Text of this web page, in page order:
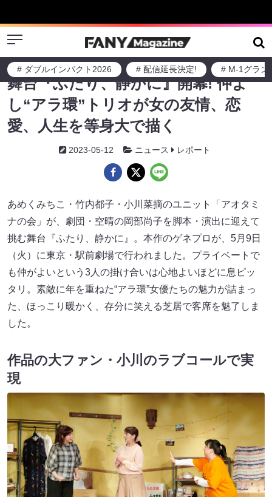
Menu
# ダブルインパクト2026 # 配信延長決定! # M-1グラン
舞台『ふたり、静かに』開幕! 仲よ
し“アラ環”トリオが女の友情、恋
愛、人生を等身大で描く
2023-05-12 ニュース レポート
あめくみちこ・竹内都子・小川菜摘のユニット「アオタミ
ナの会」が、劇団・空晴の岡部尚子を脚本・演出に迎えて
挑む舞台『ふたり、静かに』。本作のゲネプロが、5月9日
（火）に東京・駅前劇場で行われました。プライベートで
も仲がよいという3人の掛け合いは心地よいほどに息ピッ
タリ。素敵に年を重ねた“アラ環”女優たちの魅力が詰まっ
た、ほっこり暖かく、存分に笑える芝居で客席を魅了しま
した。
作品の大ファン・小川のラブコールで実
現